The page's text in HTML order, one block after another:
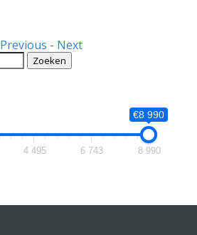
Previous - Next
Zoeken
€8 990
4 495 6 743 8 990